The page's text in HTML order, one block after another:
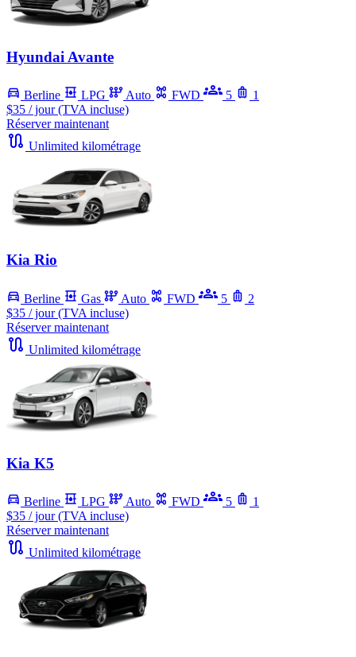
Hyundai Avante
Berline LPG Auto FWD 5
1
$35 / jour (TVA incluse)
Réserver maintenant
Unlimited kilométrage
Kia Rio
Berline Gas Auto FWD 5
2
$35 / jour (TVA incluse)
Réserver maintenant
Unlimited kilométrage
Kia K5
Berline LPG Auto FWD 5
1
$35 / jour (TVA incluse)
Réserver maintenant
Unlimited kilométrage